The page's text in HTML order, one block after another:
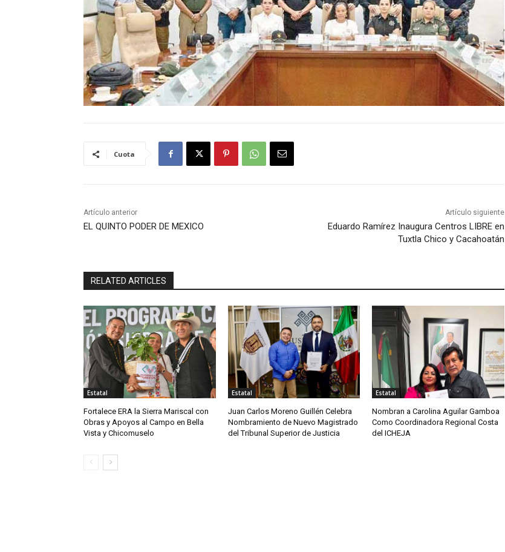
Cuota
Artículo anterior
EL QUINTO PODER DE MEXICO
Artículo siguiente
Eduardo Ramírez Inaugura Centros LIBRE en
Tuxtla Chico y Cacahoatán
RELATED ARTICLES
Estatal
Fortalece ERA la Sierra Mariscal con
Obras y Apoyos al Campo en Bella
Vista y Chicomuselo
Estatal
Juan Carlos Moreno Guillén Celebra
Nombramiento de Nuevo Magistrado
del Tribunal Superior de Justicia
Estatal
Nombran a Carolina Aguilar Gamboa
Como Coordinadora Regional Costa
del ICHEJA